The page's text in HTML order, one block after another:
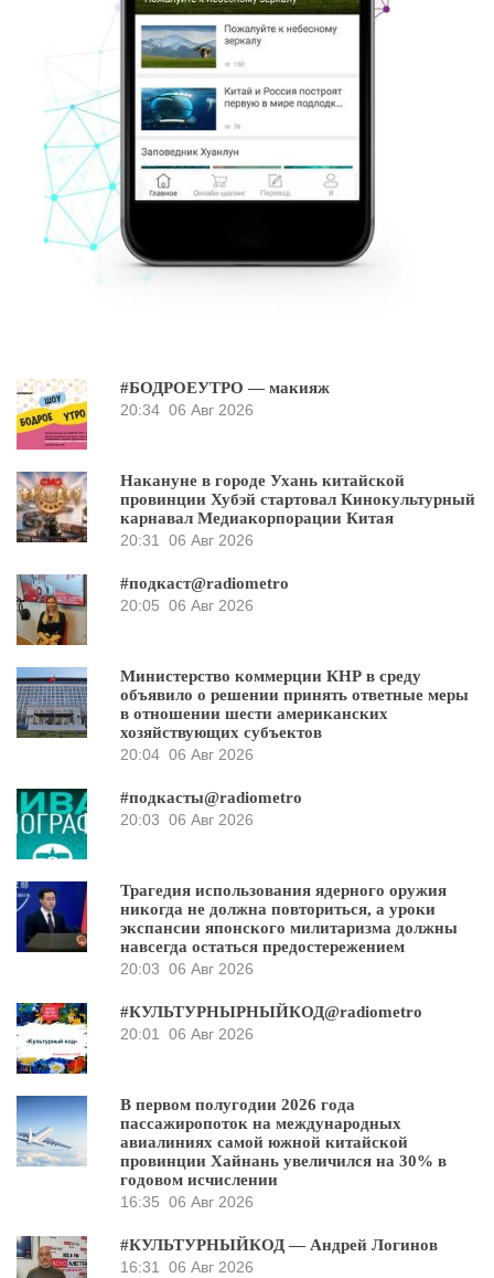
#БОДРОЕУТРО — макияж
20:34 06 Авг 2026
Накануне в городе Ухань китайской
провинции Хубэй стартовал Кинокультурный
карнавал Медиакорпорации Китая
20:31 06 Авг 2026
#подкаст@radiometro
20:05 06 Авг 2026
Министерство коммерции КНР в среду
объявило о решении принять ответные меры
в отношении шести американских
хозяйствующих субъектов
20:04 06 Авг 2026
#подкасты@radiometro
20:03 06 Авг 2026
Трагедия использования ядерного оружия
никогда не должна повториться, а уроки
экспансии японского милитаризма должны
навсегда остаться предостережением
20:03 06 Авг 2026
#КУЛЬТУРНЫРНЫЙКОД@radiometro
20:01 06 Авг 2026
В первом полугодии 2026 года
пассажиропоток на международных
авиалиниях самой южной китайской
провинции Хайнань увеличился на 30% в
годовом исчислении
16:35 06 Авг 2026
#КУЛЬТУРНЫЙКОД — Андрей Логинов
16:31 06 Авг 2026